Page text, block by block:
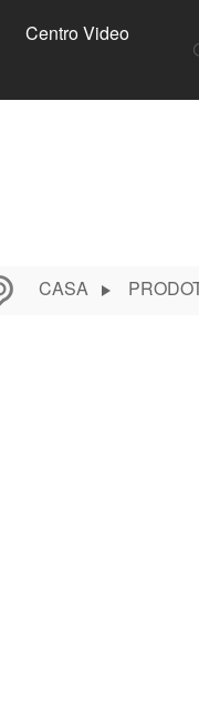
Centro Video
CASA